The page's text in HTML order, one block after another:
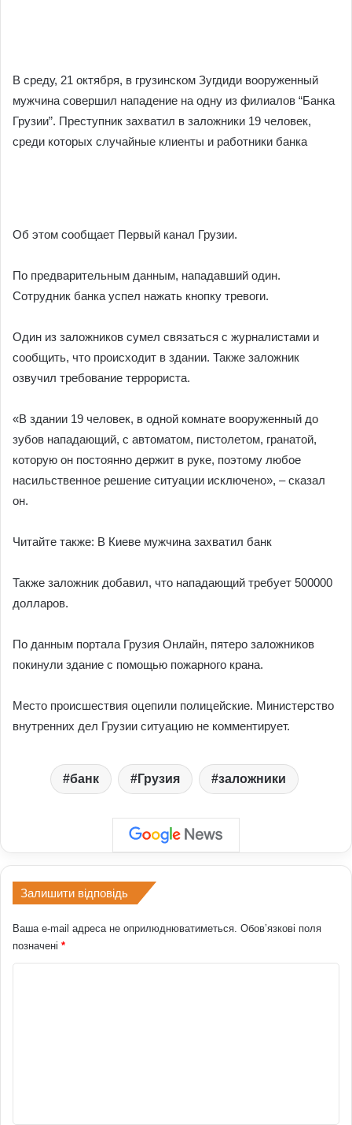
В среду, 21 октября, в грузинском Зугдиди вооруженный
мужчина совершил нападение на одну из филиалов “Банка
Грузии”. Преступник захватил в заложники 19 человек,
среди которых случайные клиенты и работники банка
Об этом сообщает Первый канал Грузии.
По предварительным данным, нападавший один.
Сотрудник банка успел нажать кнопку тревоги.
Один из заложников сумел связаться с журналистами и
сообщить, что происходит в здании. Также заложник
озвучил требование террориста.
«В здании 19 человек, в одной комнате вооруженный до
зубов нападающий, с автоматом, пистолетом, гранатой,
которую он постоянно держит в руке, поэтому любое
насильственное решение ситуации исключено», – сказал
он.
Читайте также: В Киеве мужчина захватил банк
Также заложник добавил, что нападающий требует 500000
долларов.
По данным портала Грузия Онлайн, пятеро заложников
покинули здание с помощью пожарного крана.
Место происшествия оцепили полицейские. Министерство
внутренних дел Грузии ситуацию не комментирует.
банк Грузия заложники
Залишити відповідь
Ваша e-mail адреса не оприлюднюватиметься. Обов’язкові поля
позначені *